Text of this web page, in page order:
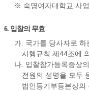
※ 숙명여자대학교 사
6. 입찰의 무효
가. 국가를 당사자로
시행규칙 제44조에
나. 입찰참가등록증상
전원의 성명을 모두
법인등기부등본상의